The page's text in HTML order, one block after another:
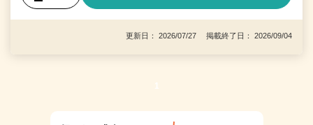
更新日： 2026/07/27 掲載終了日： 2026/09/04
1